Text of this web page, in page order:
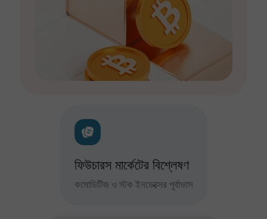
ফিউচারস মার্কেটের বিশ্লেষণ
কমোডিটিজ ও স্টক ইনডেক্সের পূর্বাভাস